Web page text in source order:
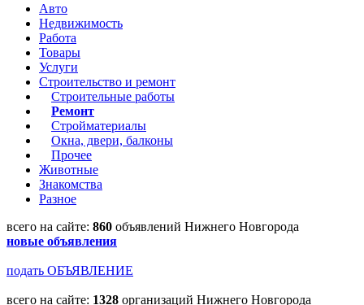
Авто
Недвижимость
Работа
Товары
Услуги
Строительство и ремонт
Строительные работы
Ремонт
Стройматериалы
Окна, двери, балконы
Прочее
Животные
Знакомства
Разное
всего на сайте: 860 объявлений Нижнего Новгорода
новые объявления
подать ОБЪЯВЛЕНИЕ
всего на сайте: 1328 организаций Нижнего Новгорода